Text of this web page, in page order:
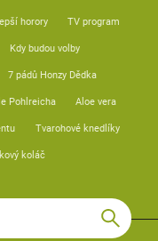
horory TV program
Kdy budou volby
7 pádů Honzy Dědka
Pohlreicha Aloe vera
Tvarohové knedlíky
koláč